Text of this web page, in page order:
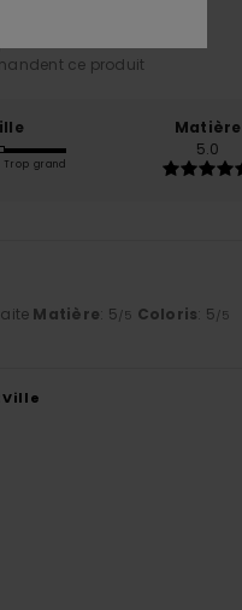
ce produit
Trop grand
Matière
5.0
Matière: 5/5 Coloris: 5/5